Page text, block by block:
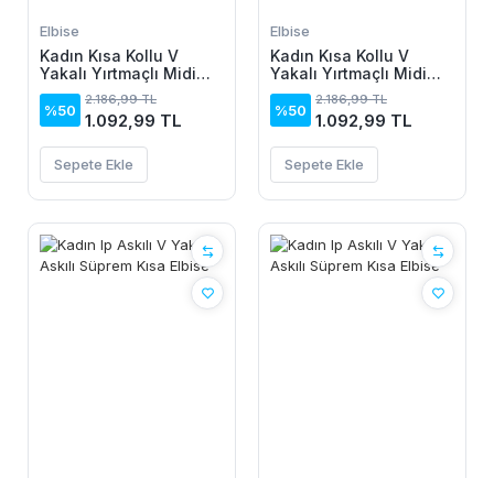
Elbise
Kadın Kısa Kollu V
Yakalı Yırtmaçlı Midi
Boy Viskon Elbise
%50
2.186,99 TL
1.092,99 TL
Sepete Ekle
Elbise
Kadın Kısa Kollu V
Yakalı Yırtmaçlı Midi
Boy Viskon Elbise
%50
2.186,99 TL
1.092,99 TL
Sepete Ekle